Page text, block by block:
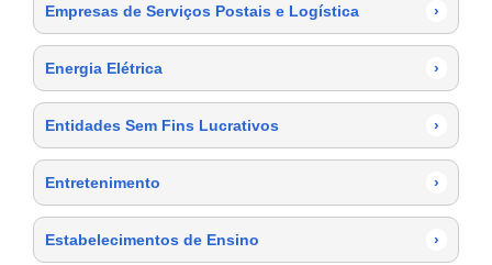
Empresas de Serviços Postais e Logística ›
Energia Elétrica ›
Entidades Sem Fins Lucrativos ›
Entretenimento ›
Estabelecimentos de Ensino ›